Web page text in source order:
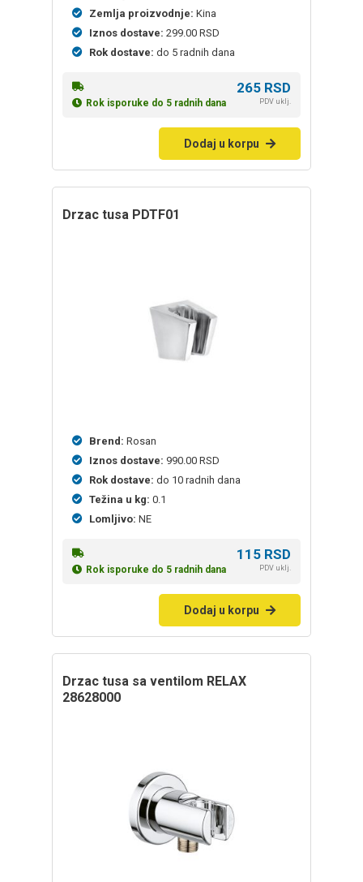
Zemlja proizvodnje: Kina
Iznos dostave: 299.00 RSD
Rok dostave: do 5 radnih dana
Rok isporuke do 5 radnih dana
265 RSD
PDV uklj.
Dodaj u korpu
drzac tusa PDTF01
Brend: Rosan
Iznos dostave: 990.00 RSD
Rok dostave: do 10 radnih dana
Težina u kg: 0.1
Lomljivo: NE
Rok isporuke do 5 radnih dana
115 RSD
PDV uklj.
Dodaj u korpu
drzac tusa sa ventilom RELAX
28628000